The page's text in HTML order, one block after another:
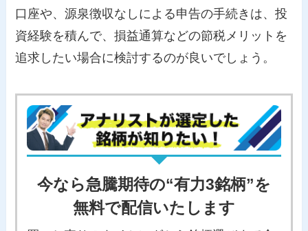
口座や、源泉徴収なしによる申告の手続きは、投
資経験を積んで、損益通算などの節税メリットを
追求したい場合に検討するのが良いでしょう。
今なら急騰期待の“有力3銘柄”を
無料で配信いたします